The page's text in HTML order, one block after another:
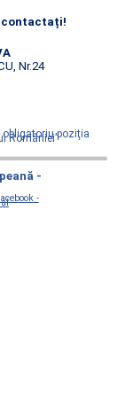
contactați!
Nr.24
poziţia
României”
-
-